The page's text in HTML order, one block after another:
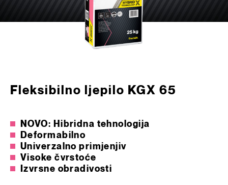
Fleksibilno ljepilo KGX 65
NOVO: Hibridna tehnologija
Deformabilno
Univerzalno primjenjiv
Visoke čvrstoće
Izvrsne obradivosti